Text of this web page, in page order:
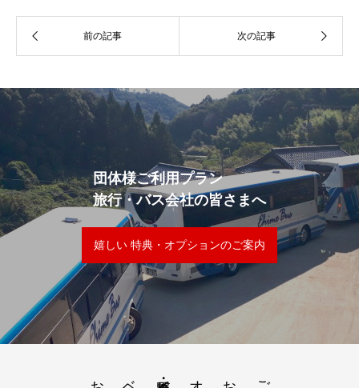
団体様ご利用プラン
旅行・バス会社の皆さまへ
嬉しい 特典・オプションのご案内
ご利用案内